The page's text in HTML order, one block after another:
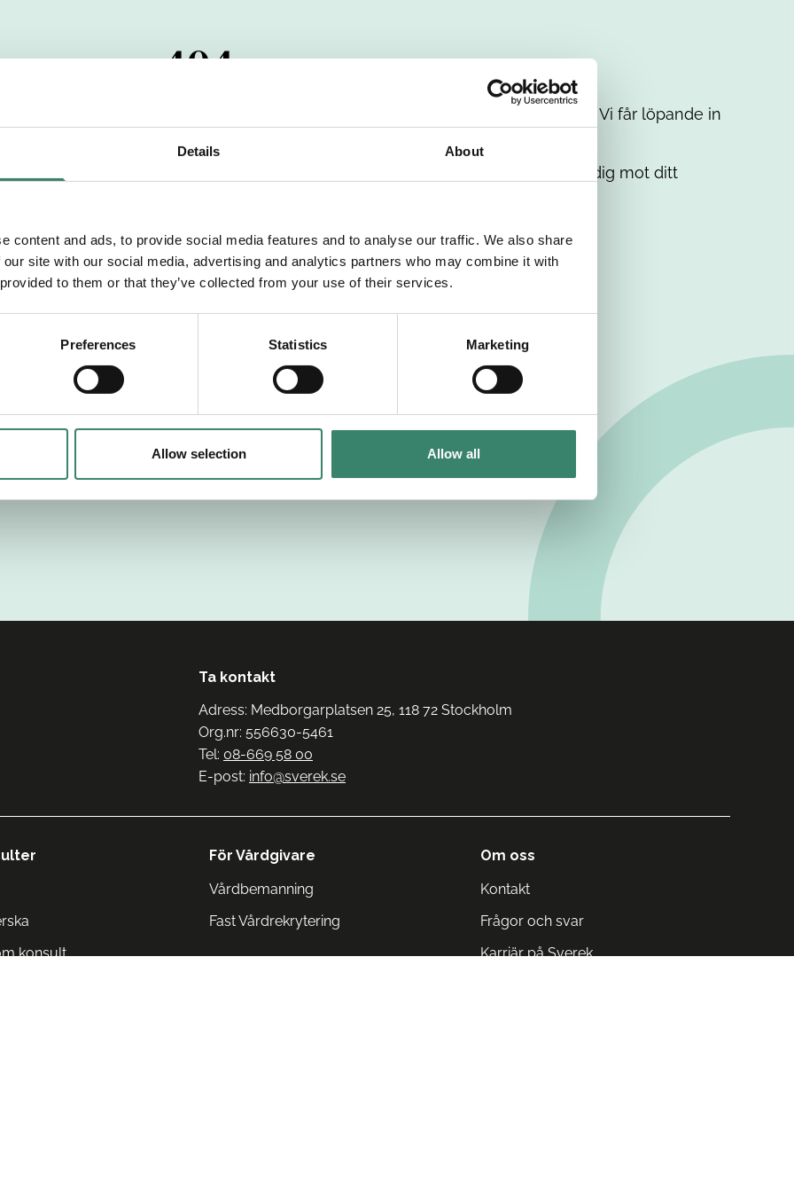
Details About
content and ads, to provide social media features and to analyse our traffic. We also share
site with our social media, advertising and analytics partners who may combine it with
to them or that they’ve collected from your use of their services.
Preferences Statistics Marketing
Allow selection Allow all
404
har passerats. Vi uppskattar verkligen ditt intresse. Misströsta inte. Vi får löpande in
dig med mer information om våra aktuella uppdrag. Tillsammans matchar vi dig mot ditt
Tillbaka till Sverek
Ta kontakt
Adress: Medborgarplatsen 25, 118 72 Stockholm
Org.nr: 556630-5461
Tel: 08-669 58 00
E-post: info@sverek.se
konsult
För Vårdgivare
Vårdbemanning
Fast Vårdrekrytering
Om oss
Kontakt
Frågor och svar
Karriär på Sverek